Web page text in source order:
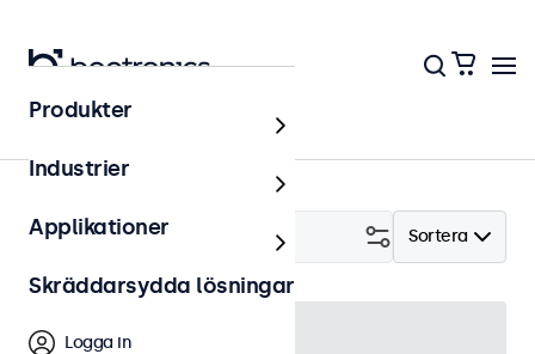
Tillbehör
Sortera
Filtrera (8)
Produkter
Industrier
Applikationer
Skräddarsydda lösningar
Logga in